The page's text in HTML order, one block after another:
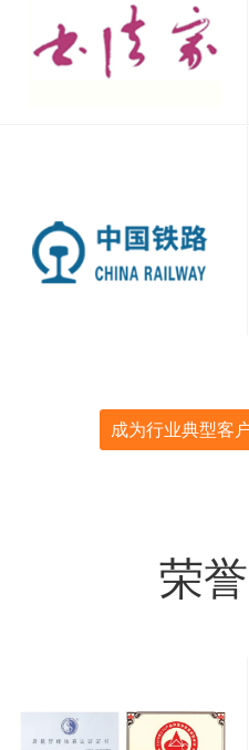
成为行业典型客
荣